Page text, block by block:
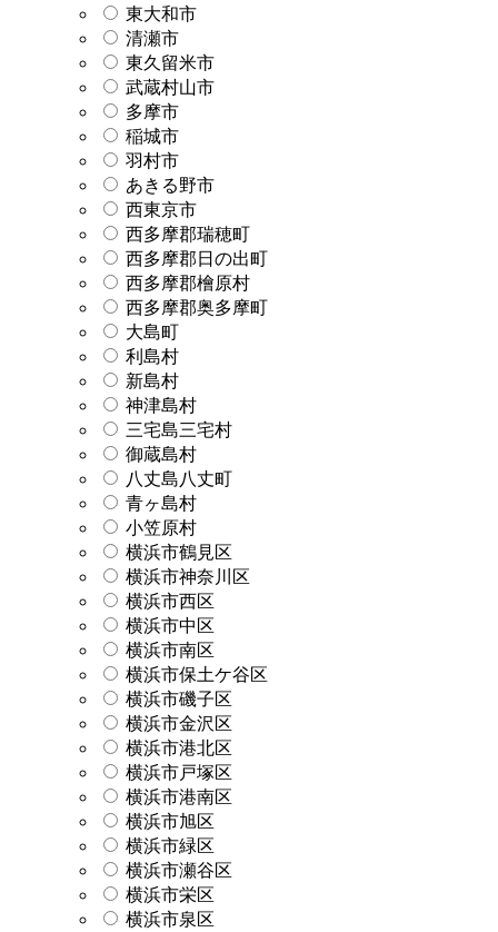
東大和市
清瀬市
東久留米市
武蔵村山市
多摩市
稲城市
羽村市
あきる野市
西東京市
西多摩郡瑞穂町
西多摩郡日の出町
西多摩郡檜原村
西多摩郡奥多摩町
大島町
利島村
新島村
神津島村
三宅島三宅村
御蔵島村
八丈島八丈町
青ヶ島村
小笠原村
横浜市鶴見区
横浜市神奈川区
横浜市西区
横浜市中区
横浜市南区
横浜市保土ケ谷区
横浜市磯子区
横浜市金沢区
横浜市港北区
横浜市戸塚区
横浜市港南区
横浜市旭区
横浜市緑区
横浜市瀬谷区
横浜市栄区
横浜市泉区